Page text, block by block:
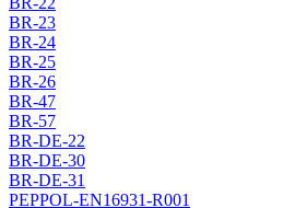
BR-23
BR-24
BR-25
BR-26
BR-47
BR-57
BR-DE-22
BR-DE-30
BR-DE-31
PEPPOL-EN16931-R001